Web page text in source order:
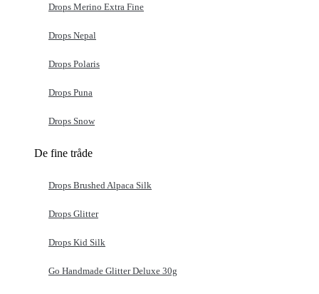
Drops Merino Extra Fine
Drops Nepal
Drops Polaris
Drops Puna
Drops Snow
De fine tråde
Drops Brushed Alpaca Silk
Drops Glitter
Drops Kid Silk
Go Handmade Glitter Deluxe 30g